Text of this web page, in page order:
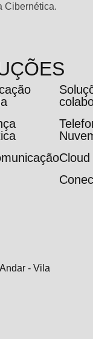
Cibernética.
Cloud
- Vila